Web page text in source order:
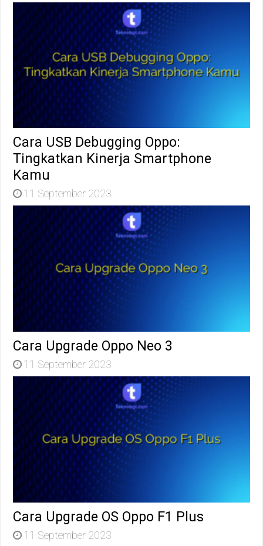
Cara USB Debugging Oppo:
Tingkatkan Kinerja Smartphone
Kamu
11 September 2023
Cara Upgrade Oppo Neo 3
11 September 2023
Cara Upgrade OS Oppo F1 Plus
11 September 2023